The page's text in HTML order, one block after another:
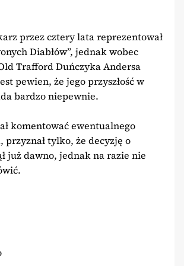
przez cztery lata reprezentował
Diabłów”, jednak wobec
Trafford Duńczyka Andersa
pewien, że jego przyszłość w
bardzo niepewnie.
komentować ewentualnego
przyznał tylko, że decyzję o
już dawno, jednak na razie nie